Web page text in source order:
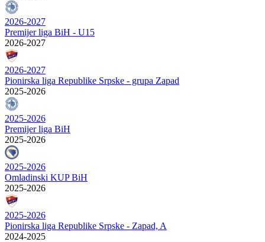
2026-2027
Premijer liga BiH - U15
2026-2027
2026-2027
Pionirska liga Republike Srpske - grupa Zapad
2025-2026
2025-2026
Premijer liga BiH
2025-2026
2025-2026
Omladinski KUP BiH
2025-2026
2025-2026
Pionirska liga Republike Srpske - Zapad, A
2024-2025